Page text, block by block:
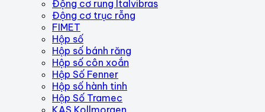
Động cơ rung Italvibras
Động cơ trục rỗng
FIMET
Hộp số
Hộp số bánh răng
Hộp số côn xoắn
Hộp Số Fenner
Hộp số hành tinh
Hộp Số Tramec
KAS Kollmorgen